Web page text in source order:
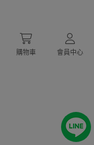
購物車 會員中心